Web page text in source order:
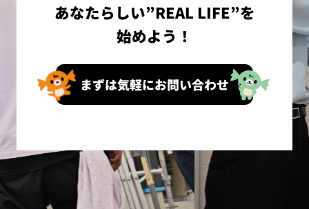
あなたらしい”REAL LIFE”を
始めよう！
まずは気軽にお問い合わせ